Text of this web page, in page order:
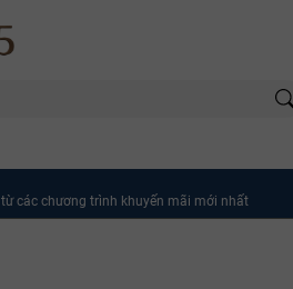
từ các chương trình khuyến mãi mới nhất